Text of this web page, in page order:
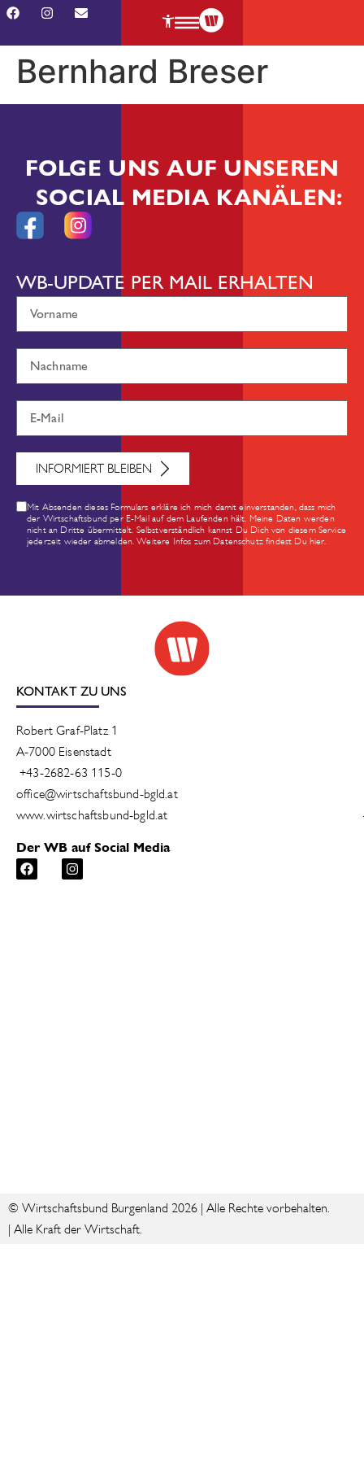
Bernhard Breser
FOLGE UNS AUF UNSEREN
SOCIAL MEDIA KANÄLEN:
WB-UPDATE PER MAIL ERHALTEN
Mit Absenden dieses Formulars erkläre ich mich damit einverstanden, dass mich
der Wirtschaftsbund per E-Mail auf dem Laufenden hält. Meine Daten werden
nicht an Dritte übermittelt. Selbstverständlich kannst Du Dich von diesem Service
jederzeit wieder abmelden. Weitere Infos zum Datenschutz findest Du hier.
INFORMIERT BLEIBEN
KONTAKT ZU UNS
Robert Graf-Platz 1
A-7000 Eisenstadt
+43-2682-63 115-0
office@wirtschaftsbund-bgld.at
www.wirtschaftsbund-bgld.at
Der WB auf Social Media
© Wirtschaftsbund Burgenland 2026 | Alle Rechte vorbehalten.
| Alle Kraft der Wirtschaft.